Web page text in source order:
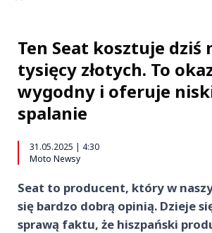
Ten Seat kosztuje dziś
tysięcy złotych. To
wygodny i oferuje
spalanie
31.05.2025 | 4:30
Moto Newsy
Seat to producent, który w
się bardzo dobrą opinią. Dzieje
sprawą faktu, że hiszpański